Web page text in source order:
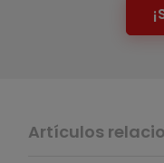
Artículos